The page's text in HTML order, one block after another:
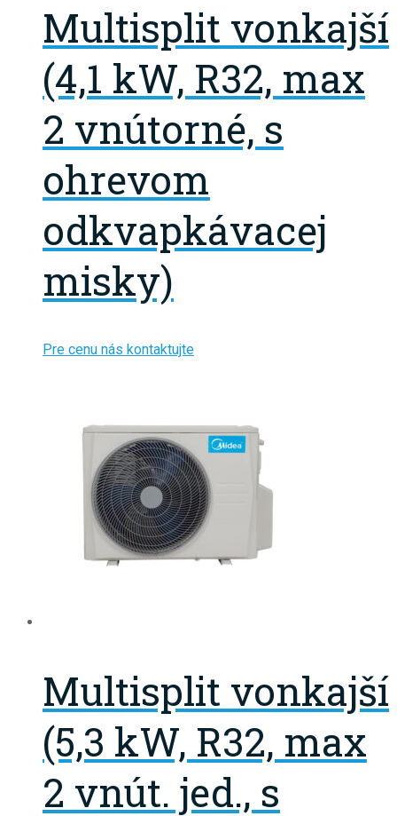
Multisplit vonkajší
(4,1 kW, R32, max
2 vnútorné, s
ohrevom
odkvapkávacej
misky)
Pre cenu nás kontaktujte
Multisplit vonkajší
(5,3 kW, R32, max
2 vnút. jed., s